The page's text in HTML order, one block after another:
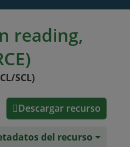
reading,
SCL)
Descargar recurso
del recurso